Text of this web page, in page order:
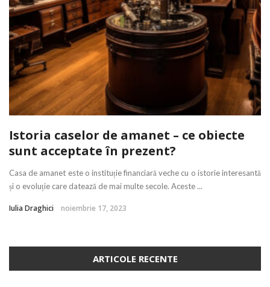
Istoria caselor de amanet – ce obiecte
sunt acceptate în prezent?
Casa de amanet este o instituție financiară veche cu o istorie interesantă
și o evoluție care datează de mai multe secole. Aceste ...
Iulia Draghici noiembrie 17, 2023
ARTICOLE RECENTE